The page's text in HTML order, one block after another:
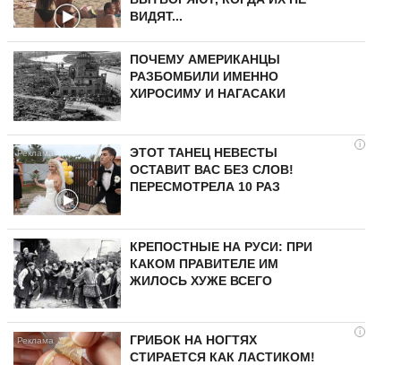
ВИДЯТ...
ПОЧЕМУ АМЕРИКАНЦЫ
РАЗБОМБИЛИ ИМЕННО
ХИРОСИМУ И НАГАСАКИ
i
ЭТОТ ТАНЕЦ НЕВЕСТЫ
ОСТАВИТ ВАС БЕЗ СЛОВ!
ПЕРЕСМОТРЕЛА 10 РАЗ
КРЕПОСТНЫЕ НА РУСИ: ПРИ
КАКОМ ПРАВИТЕЛЕ ИМ
ЖИЛОСЬ ХУЖЕ ВСЕГО
i
ГРИБОК НА НОГТЯХ
СТИРАЕТСЯ КАК ЛАСТИКОМ!